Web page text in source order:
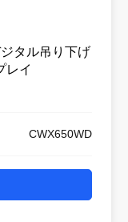
タル吊り下げ
レイ
CWX650WD